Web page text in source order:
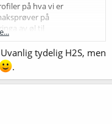
på hva vi er
på
av øl til
en pils som har en tydelig
den opp, syntes jeg
- men de andre, som jo
plaga. Svovel?
jeg er nok mer enn
2, også, som Jørgen
tydelig H2S, men
.